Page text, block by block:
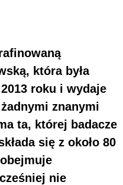
która była
roku i wydaje
znanymi
ta, której badacze
się z około 80
nie